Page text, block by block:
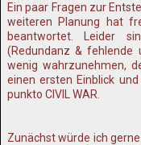
Ein paar Fragen zur
weiteren Planung hat
beantwortet. Leider
(Redundanz & fehlende
wenig wahrzunehmen,
einen ersten Einblick
punkto CIVIL WAR.
Zunächst würde ich